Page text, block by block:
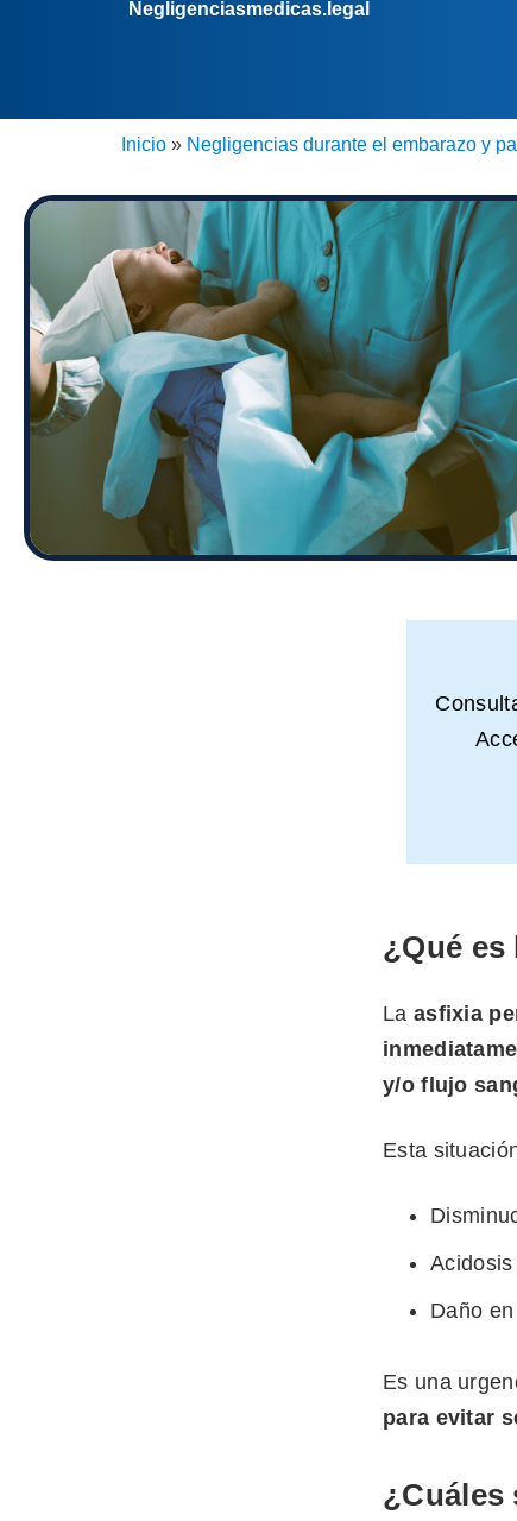
Negligenciasmedicas.legal
Inicio » Negligencias durante el embarazo y
¿Qué
La asfixia
y/o flujo
Esta
Daño
Es una
para evitar
¿Cuáles